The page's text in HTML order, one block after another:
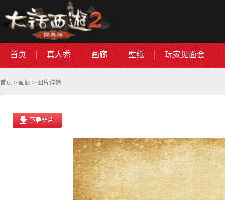
首页 真人秀 画廊 壁纸 玩家见面会
首页 > 画廊 > 图片详情